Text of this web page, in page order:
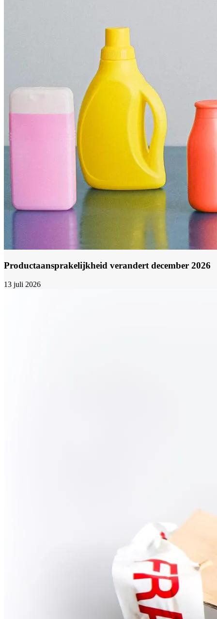
Productaansprakelijkheid verandert december 2026
13 juli 2026